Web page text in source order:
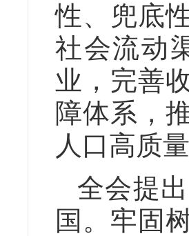
性、兜底
社会流动
业，完善
障体系，
人口高质
全会提
国。牢固